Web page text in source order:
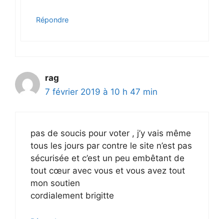
Répondre
rag
7 février 2019 à 10 h 47 min
pas de soucis pour voter , j’y vais même
tous les jours par contre le site n’est pas
sécurisée et c’est un peu embêtant de
tout cœur avec vous et vous avez tout
mon soutien
cordialement brigitte